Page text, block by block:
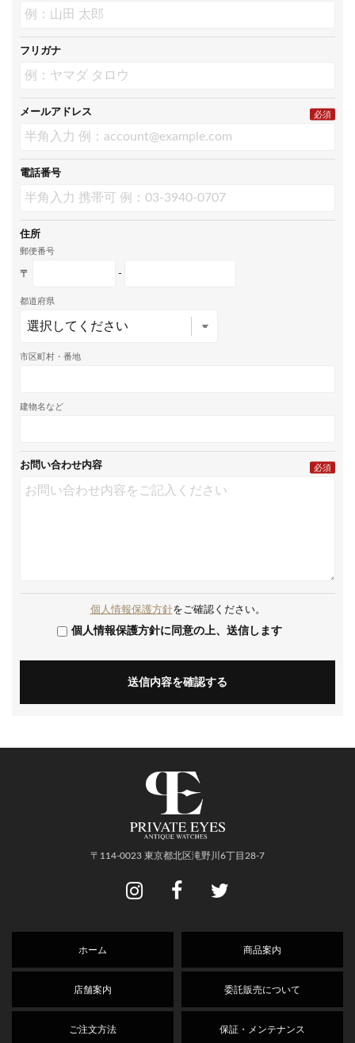
フリガナ
メールアドレス 必須
電話番号
住所
郵便番号
〒 -
都道府県
市区町村・番地
建物名など
お問い合わせ内容 必須
個人情報保護方針をご確認ください。
個人情報保護方針に同意の上、送信します
送信内容を確認する
〒114-0023 東京都北区滝野川6丁目28-7
ホーム 商品案内
店舗案内 委託販売について
ご注文方法 保証・メンテナンス